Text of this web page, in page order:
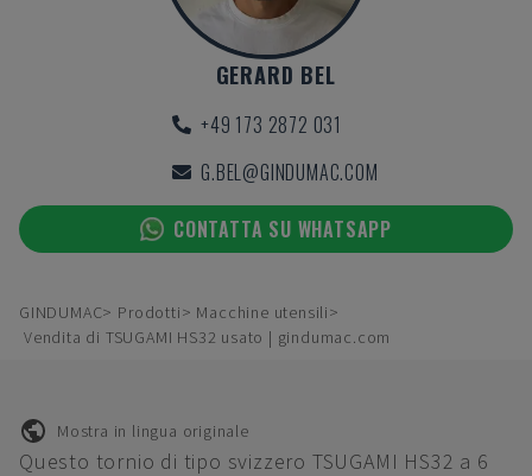
GERARD BEL
+49 173 2872 031
G.BEL@GINDUMAC.COM
CONTATTA SU WHATSAPP
GINDUMAC Prodotti
Macchine utensili
Vendita di TSUGAMI HS32 usato | gindumac.com
Mostra in lingua originale
Questo tornio di tipo svizzero TSUGAMI HS32 a 6